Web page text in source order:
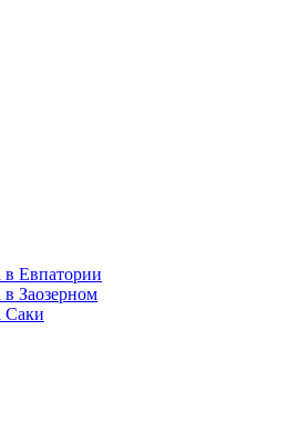
в Евпатории
Заозерном
Саки